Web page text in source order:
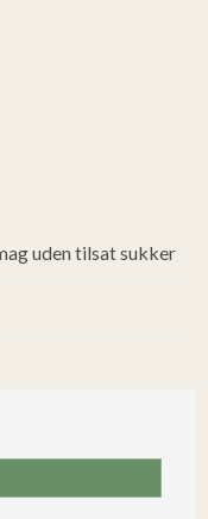
uden tilsat sukker